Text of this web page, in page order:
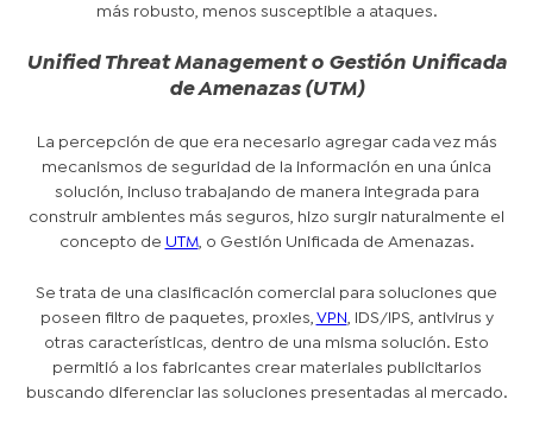
más robusto, menos susceptible a ataques.
Unified Threat Management o Gestión Unificada
de Amenazas (UTM)
La percepción de que era necesario agregar cada vez más
mecanismos de seguridad de la información en una única
solución, incluso trabajando de manera integrada para
construir ambientes más seguros, hizo surgir naturalmente el
concepto de UTM, o Gestión Unificada de Amenazas.
Se trata de una clasificación comercial para soluciones que
poseen filtro de paquetes, proxies, VPN
, IDS/IPS, antivirus y
otras características, dentro de una misma solución. Esto
permitió a los fabricantes crear materiales publicitarios
buscando diferenciar las soluciones presentadas al mercado.